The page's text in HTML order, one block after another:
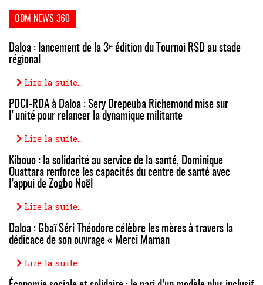
ODM NEWS 360
Daloa : lancement de la 3ᵉ édition du Tournoi RSD au stade
régional
Lire la suite...
PDCI-RDA à Daloa : Sery Drepeuba Richemond mise sur
l'unité pour relancer la dynamique militante
Lire la suite...
Kibouo : la solidarité au service de la santé, Dominique
Ouattara renforce les capacités du centre de santé avec
l’appui de Zogbo Noël
Lire la suite...
Daloa : Gbaï Séri Théodore célèbre les mères à travers la
dédicace de son ouvrage « Merci Maman
Lire la suite...